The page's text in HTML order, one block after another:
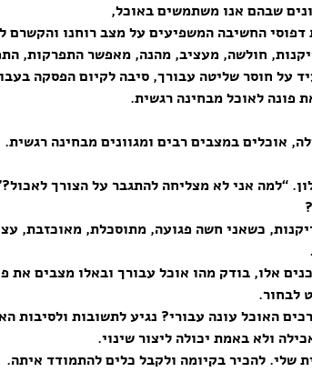
שבהם אנו משתמשים באוכל,
החשיבה המשפיעים על מצב רוחנו והקשרם
חולשה, מעציב, מהנה, מאפשר התפרקות,
על חוסר שליטה עבורך, סיבה לקיום הפסקה
פונה לאוכל מבחינה רגשית.
אוכלים במצבים רבים ומגוונים מבחינה רגשית.
“למה אני לא מצליחה להתגבר על הצורך
כשאני חשה פגועה, מתוסכלת, מאוכזבת,
אלו, בודק מהו אוכל עבורך ובאלו מצבים
לבחור.
האוכל עונה עבורי? נגיע לתשובות ולסיבות
ולא באמת יכולה ליצור שינוי.
שלי. להכיר בקיומה ולקבל כלים להתמודד איתה.